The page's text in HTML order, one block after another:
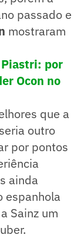
passado e
mostraram
por
Ocon no
que a
outro
por pontos
ainda
espanhola
Sainz um